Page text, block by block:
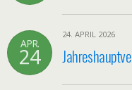
APR.
24
24. APRIL 2026